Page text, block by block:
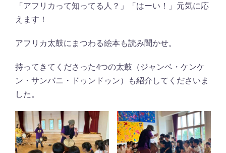
「アフリカって知ってる人？」「はーい！」元気に応
えます！
アフリカ太鼓にまつわる絵本も読み聞かせ。
持ってきてくださった4つの太鼓（ジャンベ・ケンケ
ン・サンバニ・ドゥンドゥン）も紹介してくださいま
した。